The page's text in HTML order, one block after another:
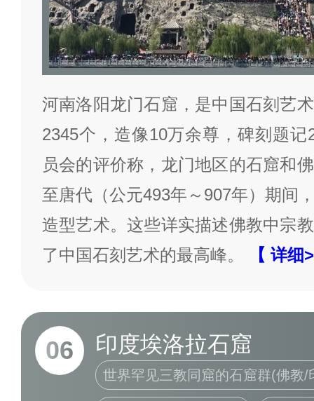
河南洛阳龙门石窟，是中国石刻艺
2345个，造像10万余尊，碑刻题
员会的评价称，龙门地区的石窟和
至唐代（公元493年～907年）期间
造型艺术。这些详实描述佛教中宗
了中国石刻艺术的最高峰。
【 详细
06 印度埃洛拉石窟
世界罕见三教同窟的石窟群(佛教/